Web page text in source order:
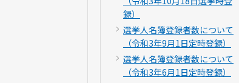
録）
選挙人名簿登録者数について
（令和3年9月1日定時登録）
選挙人名簿登録者数について
（令和3年6月1日定時登録）